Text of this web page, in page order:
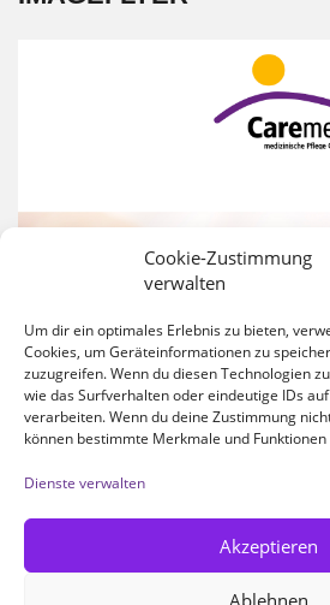
Cookie-Zustimmung
verwalten
Um dir ein optimales Erlebnis zu bieten,
Cookies, um Geräteinformationen zu
zuzugreifen. Wenn du diesen Technologien
wie das Surfverhalten oder eindeutige IDs
verarbeiten. Wenn du deine Zustimmung
können bestimmte Merkmale und
Dienste verwalten
Akzeptieren
Ablehnen